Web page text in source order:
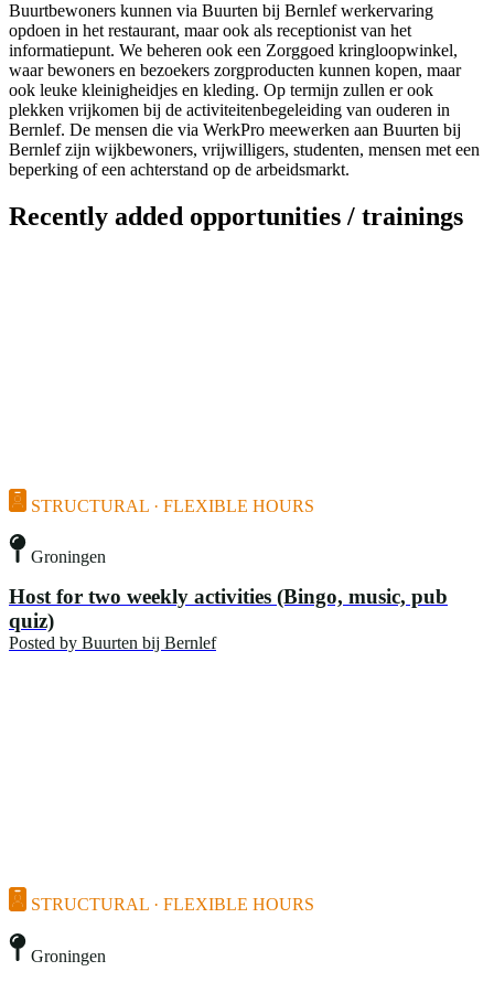
Buurtbewoners kunnen via Buurten bij Bernlef werkervaring
opdoen in het restaurant, maar ook als receptionist van het
informatiepunt. We beheren ook een Zorggoed kringloopwinkel,
waar bewoners en bezoekers zorgproducten kunnen kopen, maar
ook leuke kleinigheidjes en kleding. Op termijn zullen er ook
plekken vrijkomen bij de activiteitenbegeleiding van ouderen in
Bernlef. De mensen die via WerkPro meewerken aan Buurten bij
Bernlef zijn wijkbewoners, vrijwilligers, studenten, mensen met een
beperking of een achterstand op de arbeidsmarkt.
Recently added opportunities / trainings
STRUCTURAL · FLEXIBLE HOURS
Groningen
Host for two weekly activities (Bingo, music, pub
quiz)
Posted by Buurten bij Bernlef
STRUCTURAL · FLEXIBLE HOURS
Groningen